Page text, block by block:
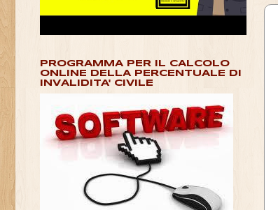
PROGRAMMA PER IL CALCOLO
ONLINE DELLA PERCENTUALE DI
INVALIDITA' CIVILE